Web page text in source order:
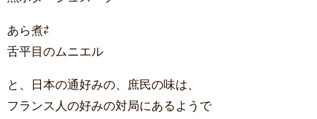
あら煮⇄
舌平目のムニエル
と、日本の通好みの、庶民の味は、
フランス人の好みの対局にあるようで